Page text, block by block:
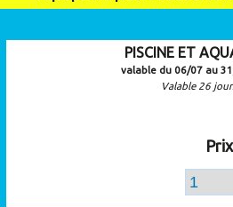
PISCINE ET
valable du 06/07 au
Valable 26